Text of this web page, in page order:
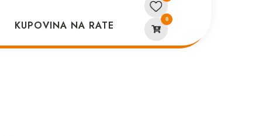
KUPOVINA NA RATE 0
C MUWA3ZA/A